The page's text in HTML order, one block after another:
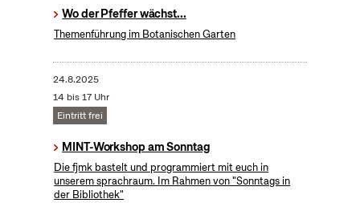
Wo der Pfeffer wächst...
Themenführung im Botanischen Garten
24.8.2025
14 bis 17 Uhr
Eintritt frei
MINT-Workshop am Sonntag
Die fjmk bastelt und programmiert mit euch in
unserem sprachraum. Im Rahmen von "Sonntags in
der Bibliothek"